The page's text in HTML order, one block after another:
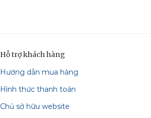
Hỗ trợ khách hàng
Hướng dẫn mua hàng
Hình thức thanh toán
Chủ sở hữu website